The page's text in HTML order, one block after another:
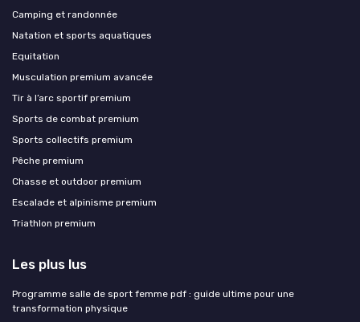
Camping et randonnée
Natation et sports aquatiques
Equitation
Musculation premium avancée
Tir à l’arc sportif premium
Sports de combat premium
Sports collectifs premium
Pêche premium
Chasse et outdoor premium
Escalade et alpinisme premium
Triathlon premium
Les plus lus
Programme salle de sport femme pdf : guide ultime pour une
transformation physique